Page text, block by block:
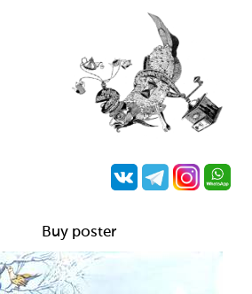
Buy poster